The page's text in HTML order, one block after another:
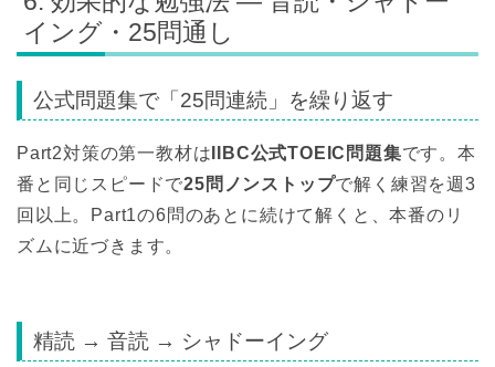
イング・25問通し
公式問題集で「25問連続」を繰り返す
Part2対策の第一教材は IIBC公式TOEIC問題集です。本
番と同じスピードで25問ノンストップで解く練習を週3
回以上。Part1の6問のあとに続けて解くと、本番のリ
ズムに近づきます。
精読 → 音読 → シャドーイング